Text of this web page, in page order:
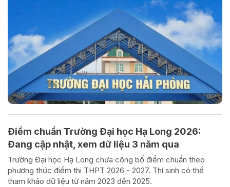
Điểm chuẩn Trường Đại học Hạ Long 2026:
Đang cập nhật, xem dữ liệu 3 năm qua
Trường Đại học Hạ Long chưa công bố điểm chuẩn theo
phương thức điểm thi THPT 2026 - 2027. Thí sinh có thể
tham khảo dữ liệu từ năm 2023 đến 2025.